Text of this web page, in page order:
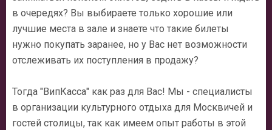
в очередях? Вы выбираете только хорошие или
лучшие места в зале и знаете что такие билеты
нужно покупать заранее, но у Вас нет возможности
отслеживать их поступления в продажу?
Тогда "ВипКасса" как раз для Вас! Мы - специалисты
в организации культурного отдыха для Москвичей и
гостей столицы, так как имеем опыт работы в этой